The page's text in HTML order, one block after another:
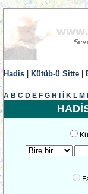
Hadis Kütüb-ü Sitte
A B C D E F G H K L M